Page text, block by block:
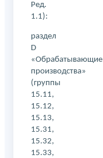
Ред.
1.1):
раздел
D
«Обрабатывающие
производства»
(группы
15.11,
15.12,
15.13,
15.31,
15.32,
15.33,